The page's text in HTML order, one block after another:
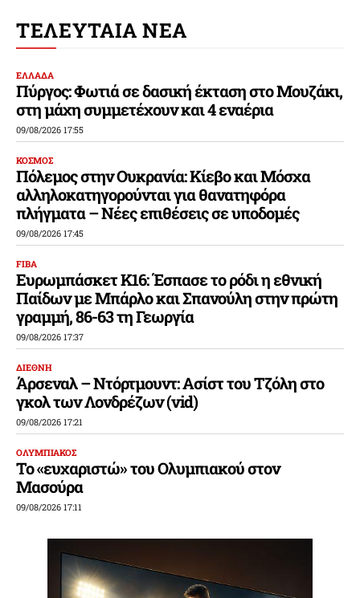
ΤΕΛΕΥΤΑΙΑ ΝΕΑ
ΕΛΛΑΔΑ
Πύργος: Φωτιά σε δασική έκταση στο Μουζάκι,
στη μάχη συμμετέχουν και 4 εναέρια
09/08/2026 17:55
ΚΟΣΜΟΣ
Πόλεμος στην Ουκρανία: Κίεβο και Μόσχα
αλληλοκατηγορούνται για θανατηφόρα
πλήγματα – Νέες επιθέσεις σε υποδομές
09/08/2026 17:45
FIBA
Ευρωμπάσκετ Κ16: Έσπασε το ρόδι η εθνική
Παίδων με Μπάρλο και Σπανούλη στην πρώτη
γραμμή, 86-63 τη Γεωργία
09/08/2026 17:37
ΔΙΕΘΝΗ
Άρσεναλ – Ντόρτμουντ: Ασίστ του Τζόλη στο
γκολ των Λονδρέζων (vid)
09/08/2026 17:21
ΟΛΥΜΠΙΑΚΟΣ
Το «ευχαριστώ» του Ολυμπιακού στον
Μασούρα
09/08/2026 17:11